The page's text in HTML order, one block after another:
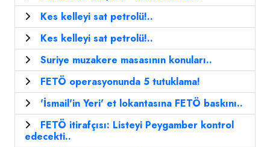
Kes kelleyi sat petrolü!..
Kes kelleyi sat petrolü!..
Suriye muzakere masasının konuları..
FETÖ operasyonunda 5 tutuklama!
'İsmail'in Yeri' et lokantasına FETÖ baskını..
FETÖ itirafçısı: Listeyi Peygamber kontrol
edecekti..